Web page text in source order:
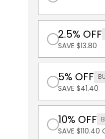
2.5% OFF
SAVE $13.80
5% OFF
SAVE $41.40
10% OFF
SAVE $110.40